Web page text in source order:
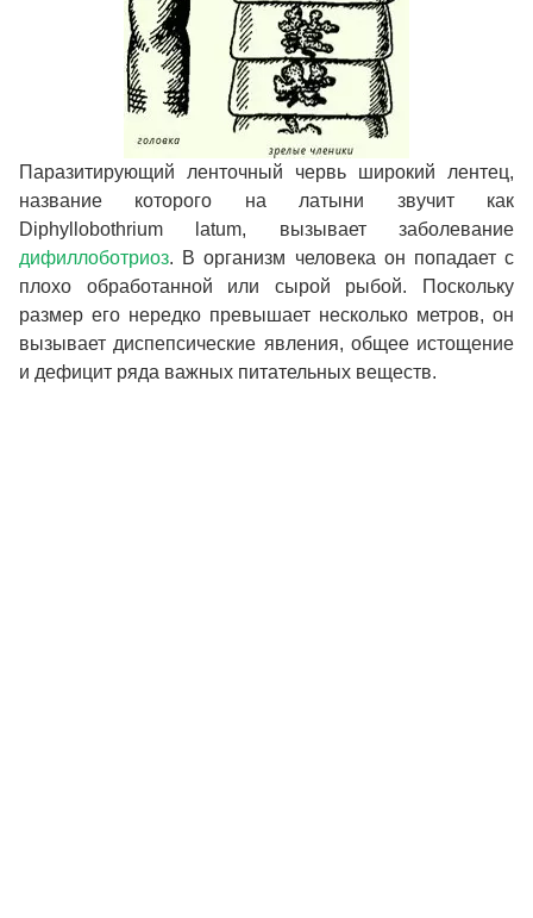
Паразитирующий ленточный червь широкий лентец,
название которого на латыни звучит как
Diphyllobothrium latum, вызывает заболевание
дифиллоботриоз. В организм человека он попадает с
плохо обработанной или сырой рыбой. Поскольку
размер его нередко превышает несколько метров, он
вызывает диспепсические явления, общее истощение
и дефицит ряда важных питательных веществ.